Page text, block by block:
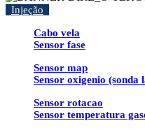
Injeção
Cabo vela
Sensor fase
Sensor map
Sensor oxigenio (sonda
Sensor rotacao
Sensor temperatura